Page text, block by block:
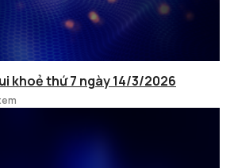
khoẻ thứ 7 ngày 14/3/2026